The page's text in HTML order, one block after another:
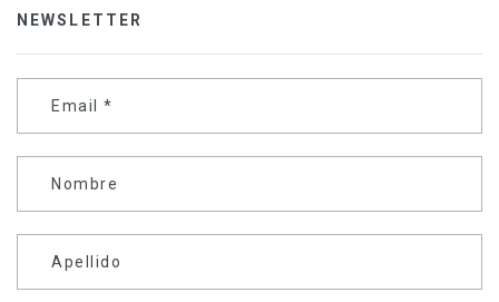
NEWSLETTER
Email *
Nombre
Apellido